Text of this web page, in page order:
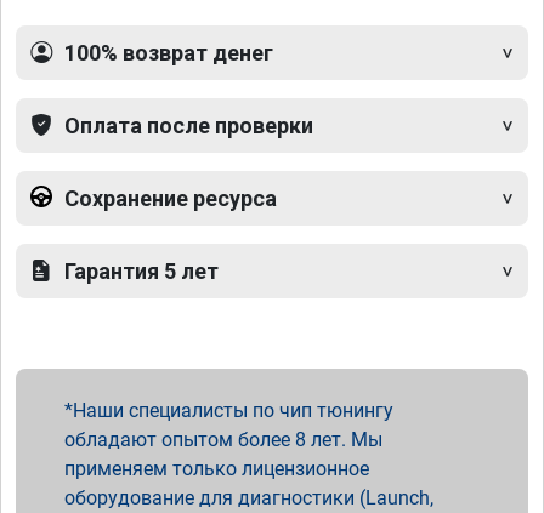
100% возврат денег
Оплата после проверки
Сохранение ресурса
Гарантия 5 лет
Наши специалисты по чип тюнингу
обладают опытом более 8 лет. Мы
применяем только лицензионное
оборудование для диагностики (Launch,